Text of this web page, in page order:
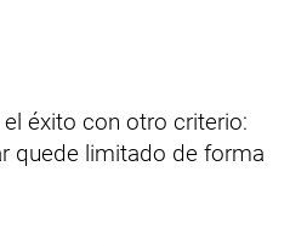
éxito con otro criterio:
quede limitado de forma